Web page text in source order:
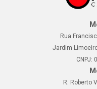
Rua
Jardim
CNPJ:
R. Roberto